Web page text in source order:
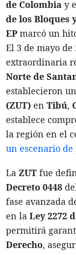
de Colombia y
de los Bloques
EP marcó un
El 3 de mayo
extraordinaria
Norte de
establecieron
(ZUT) en Tibú,
establece
la región en el
un escenario de
La ZUT fue
Decreto 0448
fase avanzada
en la Ley 2272
permitirá
Derecho,